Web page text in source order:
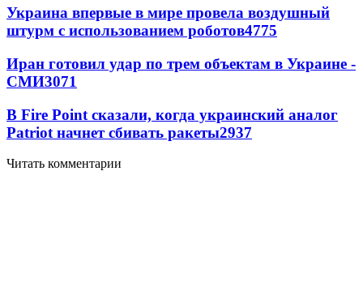
Украина впервые в мире провела воздушный
штурм с использованием роботов4775
Иран готовил удар по трем объектам в Украине -
СМИ3071
В Fire Point сказали, когда украинский аналог
Patriot начнет сбивать ракеты2937
Читать комментарии